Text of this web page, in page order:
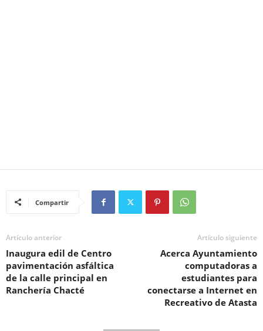
Compartir
Artículo anterior
Inaugura edil de Centro
pavimentación asfáltica
de la calle principal en
Ranchería Chacté
Artículo siguiente
Acerca Ayuntamiento
computadoras a
estudiantes para
conectarse a Internet en
Recreativo de Atasta